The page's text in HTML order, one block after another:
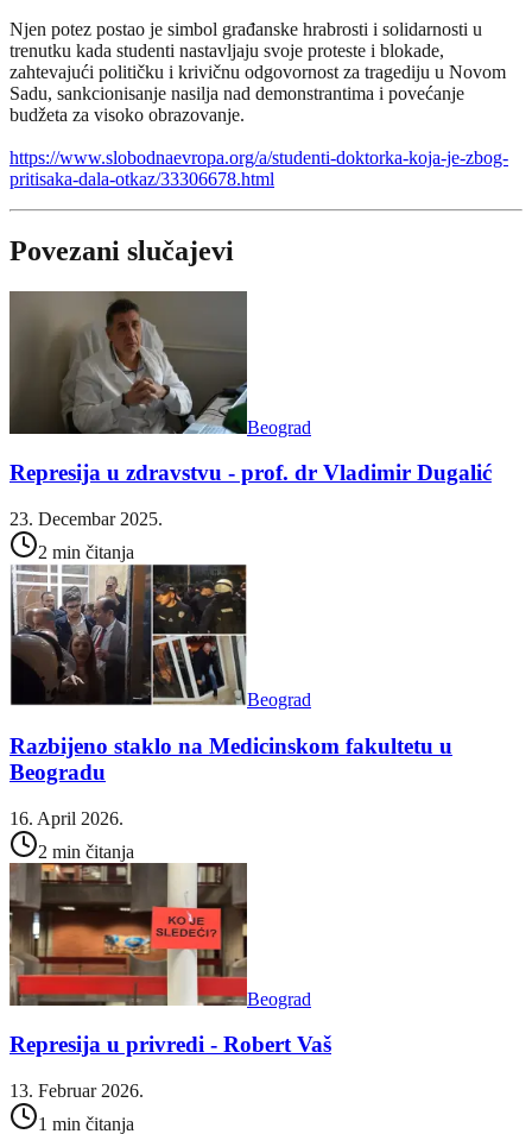
Njen potez postao je simbol građanske hrabrosti i solidarnosti u
trenutku kada studenti nastavljaju svoje proteste i blokade,
zahtevajući političku i krivičnu odgovornost za tragediju u Novom
Sadu, sankcionisanje nasilja nad demonstrantima i povećanje
budžeta za visoko obrazovanje.
https://www.slobodnaevropa.org/a/studenti-doktorka-koja-je-zbog-
pritisaka-dala-otkaz/33306678.html
Povezani slučajevi
Beograd
Represija u zdravstvu - prof. dr Vladimir Dugalić
23. Decembar 2025.
2 min čitanja
Beograd
Razbijeno staklo na Medicinskom fakultetu u
Beogradu
16. April 2026.
2 min čitanja
Beograd
Represija u privredi - Robert Vaš
13. Februar 2026.
1 min čitanja